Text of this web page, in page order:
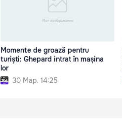
Momente de groază pentru
turiști: Ghepard intrat în mașina
lor
30 Мар. 14:25